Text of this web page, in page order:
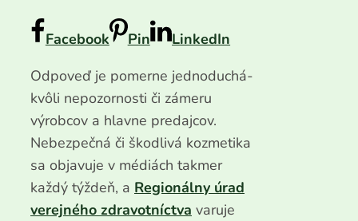
Facebook Pin
LinkedIn
Odpoveď je pomerne jednoduchá-
kvôli nepozornosti či zámeru
výrobcov a hlavne predajcov.
Nebezpečná či škodlivá kozmetika
sa objavuje v médiách takmer
každý týždeň, a Regionálny úrad
verejného zdravotníctva varuje